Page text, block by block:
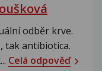
odběr krve.
tak antibiotica.
Celá odpověď